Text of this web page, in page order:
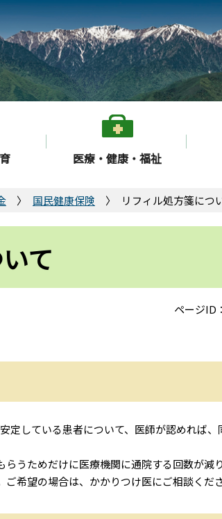
医療・健康・福祉
国民健康保険 リフィル処方箋につ
て
ページID
定している患者について、医師が認めれば
うためだけに医療機関に通院する回数が減
希望の場合は、かかりつけ医にご相談くださ